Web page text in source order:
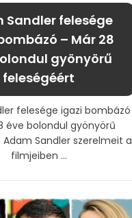
Sandler felesége
– Már 28
gyönyörű
feleségéért
felesége igazi bombázó
éve bolondul gyönyörű
Sandler szerelmeit a
filmjeiben ...